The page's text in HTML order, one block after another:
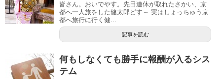
皆さん。おいでやす。先日連休が取れたさかい、京
都へ一人旅をした健太郎どす～ 実はしょっちゅう京
都へ旅行に行く健...
記事を読む
何もしなくても勝手に報酬が入るシス
テム